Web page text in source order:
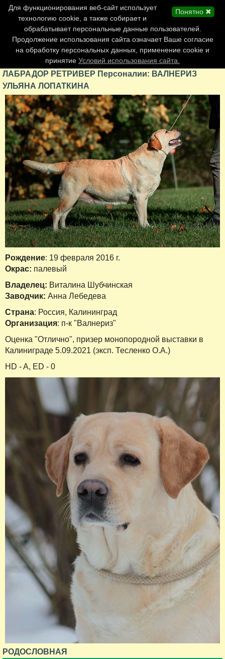
Главная страница
Обновления сайта
Контакты
Персоналии
Форум
ЛАБРАДОР РЕТРИВЕР Персоналии: ВАЛНЕРИЗ
УЛЬЯНА ЛОПАТКИНА
Рождение: 19 февраля 2016 г.
Окрас: палевый
Владелец: Виталина Шубчинская
Заводчик: Анна Лебедева
Страна: Россия, Калининград
Организация: п-к "Валнериз"
Оценка "Отлично", призер монопородной выставки в
Калиниграде 5.09.2021 (эксп. Тесленко О.А.)
HD - A, ED - 0
РОДОСЛОВНАЯ
Понятно ✖
Для функционирования веб-сайт использует
технологию cookie, а также собирает и
обрабатывает персональные данные пользователей.
Продолжение использования сайта означает Ваше согласие
на обработку персональных данных, применение cookie и
принятие Условий использования сайта.